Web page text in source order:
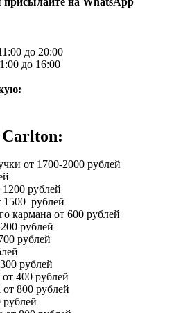
до 20:00
до 16:00
от 1700-2000 рублей
рублей
1500 рублей
кармана от 600 рублей
рублей
рублей
рублей
400 рублей
800 рублей
рублей